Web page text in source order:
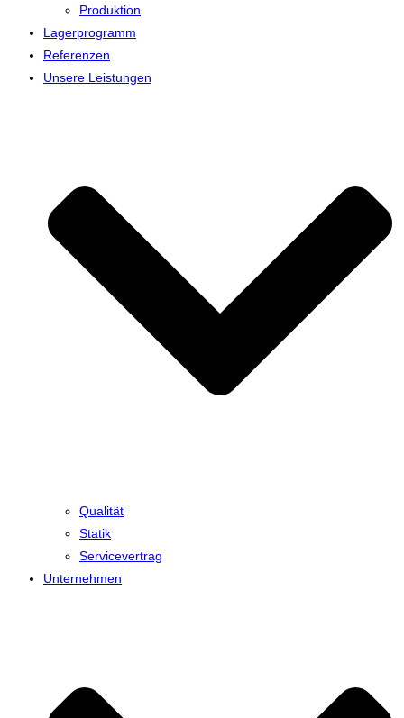
Produktion
Lagerprogramm
Referenzen
Unsere Leistungen
Qualität
Statik
Servicevertrag
Unternehmen